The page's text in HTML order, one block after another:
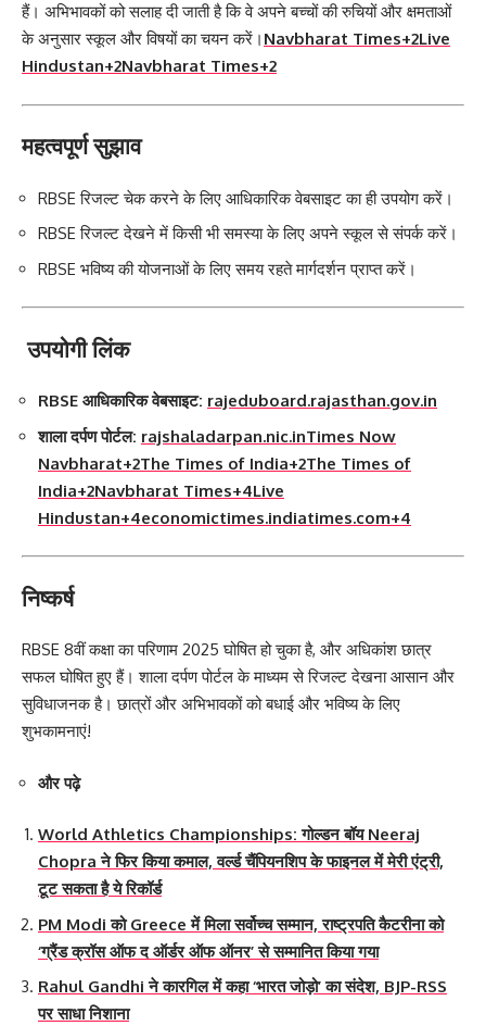
हैं। अभिभावकों को सलाह दी जाती है कि वे अपने बच्चों की रुचियों और क्षमताओं
के अनुसार स्कूल और विषयों का चयन करें। Navbharat Times+2Live
Hindustan+2Navbharat Times+2
महत्वपूर्ण सुझाव
RBSE रिजल्ट चेक करने के लिए आधिकारिक वेबसाइट का ही उपयोग करें।
RBSE रिजल्ट देखने में किसी भी समस्या के लिए अपने स्कूल से संपर्क करें।
RBSE भविष्य की योजनाओं के लिए समय रहते मार्गदर्शन प्राप्त करें।
उपयोगी लिंक
RBSE आधिकारिक वेबसाइट: rajeduboard.rajasthan.gov.in
शाला दर्पण पोर्टल: rajshaladarpan.nic.inTimes Now
Navbharat+2The Times of India+2The Times of
India+2Navbharat Times+4Live
Hindustan+4economictimes.indiatimes.com+4
निष्कर्ष
RBSE 8वीं कक्षा का परिणाम 2025 घोषित हो चुका है, और अधिकांश छात्र
सफल घोषित हुए हैं। शाला दर्पण पोर्टल के माध्यम से रिजल्ट देखना आसान और
सुविधाजनक है। छात्रों और अभिभावकों को बधाई और भविष्य के लिए
शुभकामनाएं!
और पढ़े
World Athletics Championships: गोल्डन बॉय Neeraj
Chopra ने फिर किया कमाल, वर्ल्ड चैंपियनशिप के फाइनल में मेरी एंट्री,
टूट सकता है ये रिकॉर्ड
PM Modi को Greece में मिला सर्वोच्च सम्मान, राष्ट्रपति कैटरीना को
‘ग्रैंड क्रॉस ऑफ द ऑर्डर ऑफ ऑनर’ से सम्मानित किया गया
Rahul Gandhi ने कारगिल में कहा ‘भारत जोड़ो’ का संदेश, BJP-RSS
पर साधा निशाना